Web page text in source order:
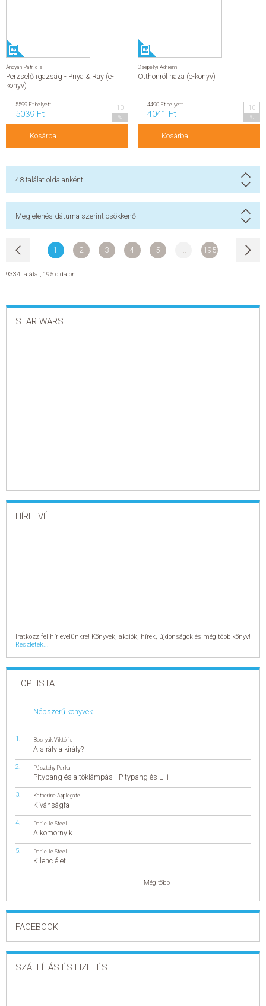
Ángyán Patrícia
Perzselő igazság - Priya & Ray (e-
könyv)
5599 Fthelyett
5039 Ft
10
Kosárba
Csepelyi Adrienn
Otthonról haza (e-könyv)
4490 Fthelyett
4041 Ft
10
Kosárba
48 találat oldalanként
Megjelenés dátuma szerint csökkenő
1 2 3 4 5 ... 195
9334 találat, 195 oldalon
STAR WARS
HÍRLEVÉL
Iratkozz fel hírlevelünkre! Könyvek, akciók, hírek, újdonságok és még több könyv!
Részletek...
TOPLISTA
Népszerű könyvek
Bosnyák Viktória
A sirály a király?
Pásztohy Panka
Pitypang és a töklámpás - Pitypang és Lili
Katherine Applegate
Kívánságfa
Danielle Steel
A komornyik
Danielle Steel
Kilenc élet
Még több
FACEBOOK
SZÁLLÍTÁS ÉS FIZETÉS